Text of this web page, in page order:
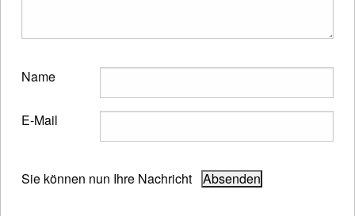
Name
E-Mail
Sie können nun Ihre Nachricht